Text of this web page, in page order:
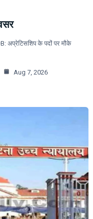
अप्रेटिसशिप के पदों पर मौके
Aug 7, 2026